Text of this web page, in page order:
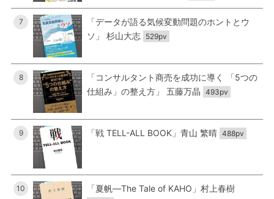
7
「データが語る気候変動問題のホントとウ
ソ」 杉山大志 529pv
8
「コンサルタント商売を成功に導く 「5つの
仕組み」の整え方」 五藤万晶 493pv
9 「戦 TELL-ALL BOOK」青山 繁晴 488pv
10 「夏帆―The Tale of KAHO」村上春樹